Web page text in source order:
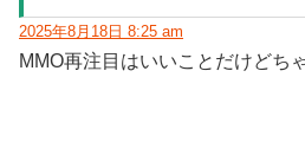
2025年8月18日 8:25 am
MMO再注目はいいことだけどち